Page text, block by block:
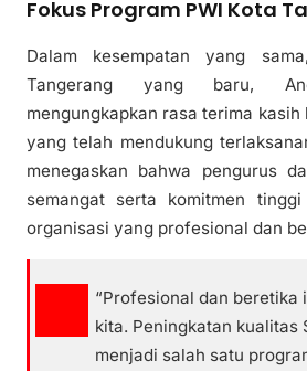
Fokus Program PWI Kota
Dalam kesempatan yang
Tangerang yang baru,
mengungkapkan rasa terima kasih
yang telah mendukung
menegaskan bahwa pengurus
semangat serta komitmen
organisasi yang profesional dan
“Profesional dan beretika
kita. Peningkatan kualitas
menjadi salah satu